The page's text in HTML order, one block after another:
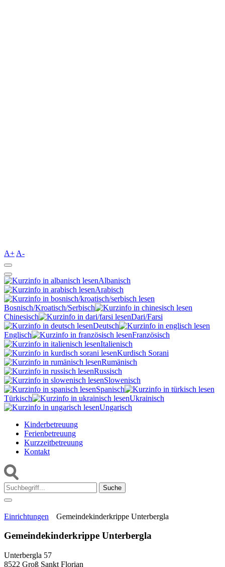
A+ A-
Albanisch
Arabisch
Bosnisch/Kroatisch/Serbisch
Chinesisch
Dari/Farsi
Deutsch
Englisch
Französisch
Italienisch
Kurdisch Sorani‎
Rumänisch
Russisch
Slowenisch
Spanisch
Türkisch
Ukrainisch
Ungarisch
Kinderbetreuung
Ferienbetreuung
Kurzzeitbetreuung
Kontakt
Suche:
Einrichtungen Gemeindekinderkrippe Unterbergla
Gemeindekinderkrippe Unterbergla
Unterbergla 57
8522 Groß Sankt Florian